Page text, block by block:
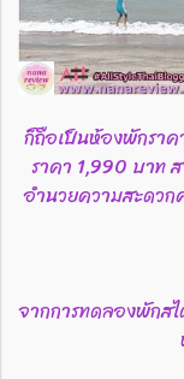
ก็ถือเป็นห้องพักรา
ราคา 1,990 บาท
อำนวยความสะดวก
จากการทดลองพักส